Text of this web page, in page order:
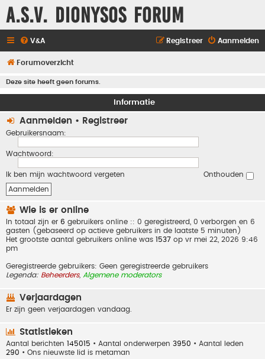
A.S.V. Dionysos Forum
V&A Aanmelden
Registreer
Forumoverzicht
Deze site heeft geen forums.
Informatie
Aanmelden • Registreer
Gebruikersnaam:
Wachtwoord:
Ik ben mijn wachtwoord vergeten Onthouden
Wie is er online
In totaal zijn er 6 gebruikers online :: 0 geregistreerd, 0 verborgen en 6
gasten (gebaseerd op actieve gebruikers in de laatste 5 minuten)
Het grootste aantal gebruikers online was 1537 op vr mei 22, 2026 9:46
pm
Geregistreerde gebruikers: Geen geregistreerde gebruikers
Legenda: Beheerders, Algemene moderators
Verjaardagen
Er zijn geen verjaardagen vandaag.
Statistieken
Aantal berichten 145015 • Aantal onderwerpen 3950 • Aantal leden
290 • Ons nieuwste lid is metaman